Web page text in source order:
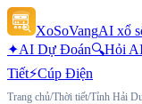
XoSoVangAI xổ
✦AI Dự Đoán🔍Hỏi
Tiết⚡Cúp Điện
Trang chủ/Thời tiết/Tỉnh Hải